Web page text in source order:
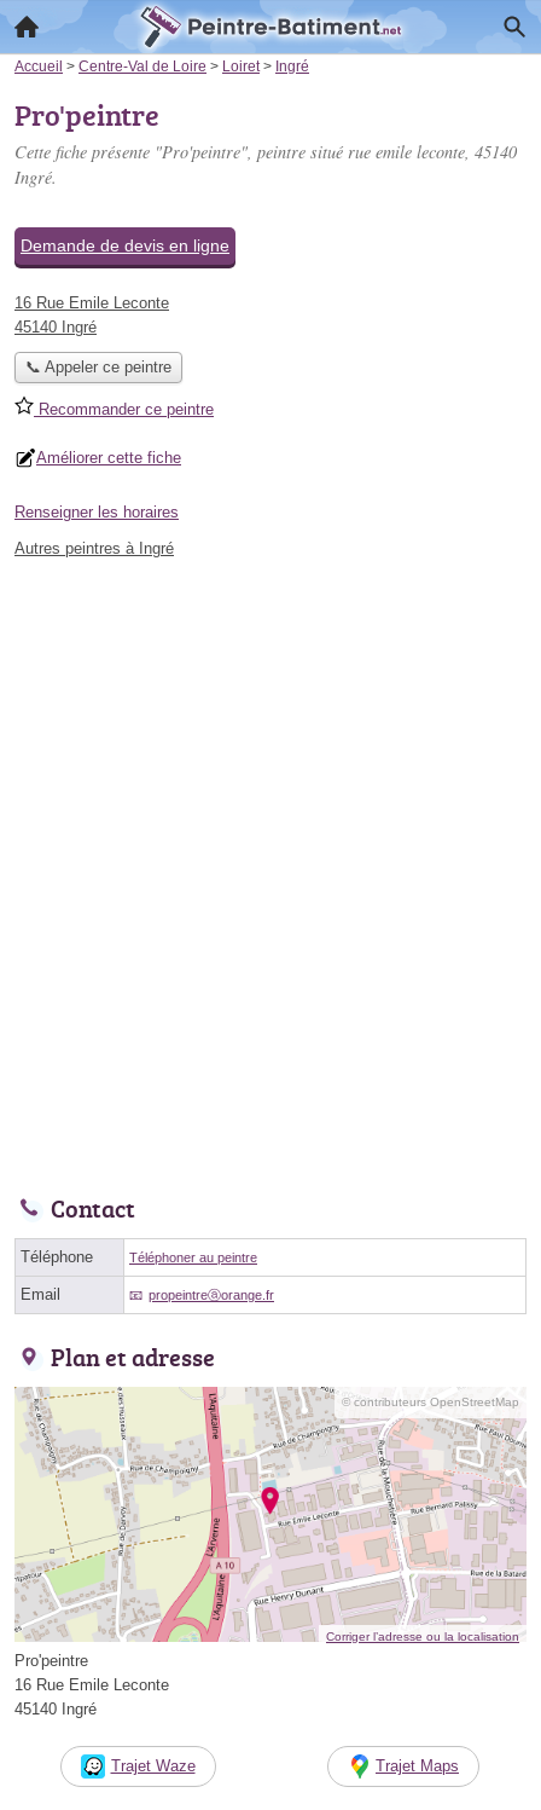
Accueil > Centre-Val de Loire > Loiret > Ingré
Pro'peintre
Cette fiche présente "Pro'peintre", peintre situé rue emile leconte, 45140
Ingré.
Demande de devis en ligne
16 Rue Emile Leconte
45140 Ingré
📞 Appeler ce peintre
Recommander ce peintre
Améliorer cette fiche
Renseigner les horaires
Autres peintres à Ingré
Contact
Téléphone Téléphoner au peintre
Email propeintreⓐorange.fr
Plan et adresse
© contributeurs OpenStreetMap
Corriger l’adresse ou la localisation
Pro'peintre
16 Rue Emile Leconte
45140 Ingré
Trajet Waze Trajet Maps